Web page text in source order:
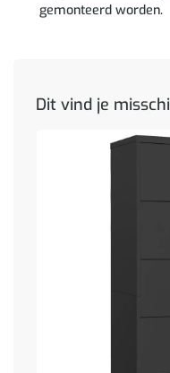
gemonteerd worden.
Dit vind je